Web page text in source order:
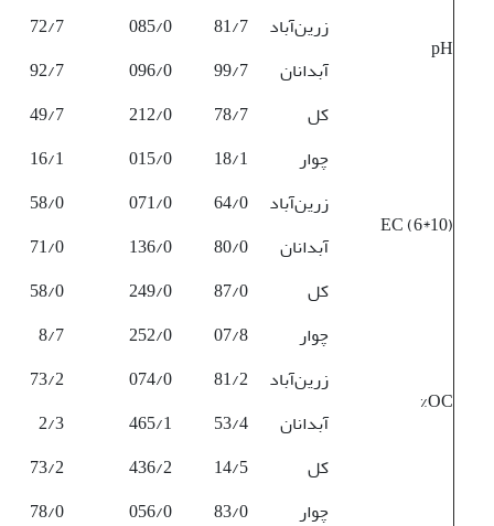
pH
زرین‌آباد
81/7
085/0
72/7
آبدانان
99/7
096/0
92/7
کل
78/7
212/0
49/7
EC (6*10)
چوار 18/1
015/0
16/1
زرین‌آباد
64/0
071/0
58/0
آبدانان
80/0
136/0
71/0
کل
87/0
249/0
58/0
OC%
چوار 07/8
252/0
8/7
زرین‌آباد
81/2
074/0
73/2
آبدانان
53/4
465/1
2/3
کل
14/5
436/2
73/2
چوار 83/0
056/0
78/0